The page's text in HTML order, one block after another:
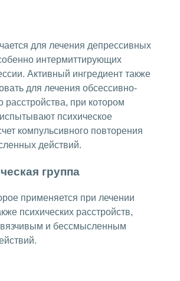
для лечения депрессивных
интермиттирующих
Активный ингредиент также
для лечения обсессивно-
расстройства, при котором
психическое
компульсивного повторения
действий.
группа
применяется при лечении
психических расстройств,
и бессмысленным